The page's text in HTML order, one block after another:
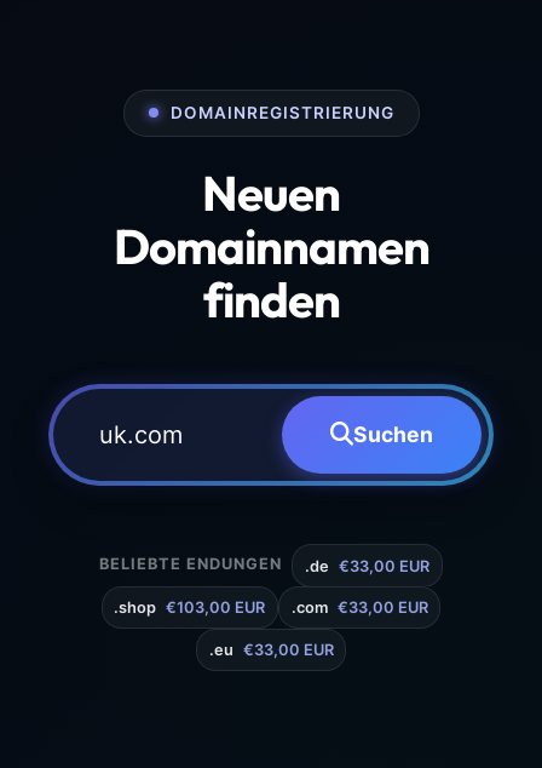
DOMAINREGISTRIERUNG
Neuen
Domainnamen
finden
Suchen
BELIEBTE ENDUNGEN .de €33,00 EUR
.shop €103,00 EUR .com €33,00 EUR
.eu €33,00 EUR